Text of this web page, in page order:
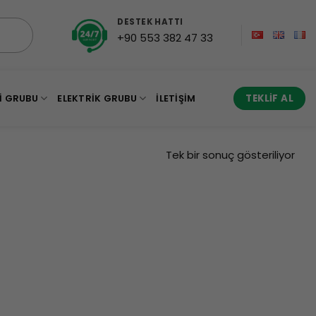
DESTEK HATTI
+90 553 382 47 33
GRUBU ELEKTRIK GRUBU İLETIŞIM TEKLIF AL
Tek bir sonuç gösteriliyor